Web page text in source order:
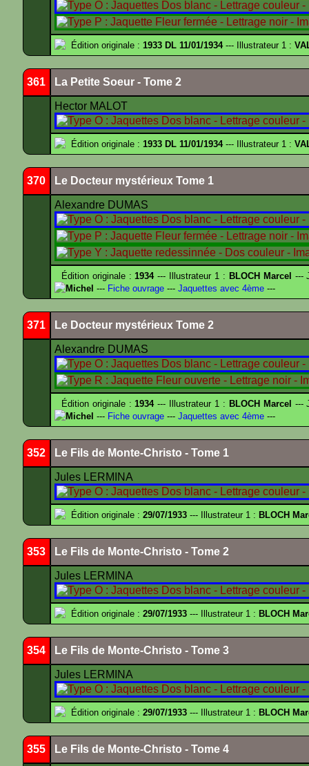
Édition originale : 1933 DL 11/01/1934--- Illustrateur 1 :
361 La Petite Soeur - Tome 2
Hector MALOT
Édition originale : 1933 DL 11/01/1934--- Illustrateur 1 :
370 Le Docteur mystérieux Tome 1
Alexandre DUMAS
Édition originale :1934--- Illustrateur 1 : BLOCH Marcel ---
Michel --- Fiche ouvrage --- Jaquettes avec 4ème ---
371 Le Docteur mystérieux Tome 2
Alexandre DUMAS
Édition originale :1934--- Illustrateur 1 : BLOCH Marcel ---
Michel --- Fiche ouvrage --- Jaquettes avec 4ème ---
352 Le Fils de Monte-Christo - Tome 1
Jules LERMINA
Édition originale : 29/07/1933 --- Illustrateur 1 : BLOCH
353 Le Fils de Monte-Christo - Tome 2
Jules LERMINA
Édition originale : 29/07/1933 --- Illustrateur 1 : BLOCH
354 Le Fils de Monte-Christo - Tome 3
Jules LERMINA
Édition originale : 29/07/1933 --- Illustrateur 1 : BLOCH
355 Le Fils de Monte-Christo - Tome 4